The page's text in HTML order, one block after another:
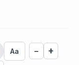
Aa − +